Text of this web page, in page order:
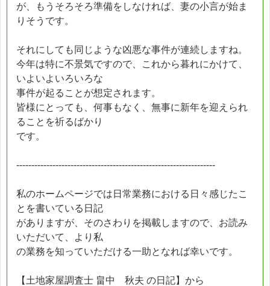
が、もうそろそろ準備をしなければ、妻の小言が始ま
りそうです。
それにしても同じような凶悪な事件が連続しますね。
今年は特に不景気ですので、これから暮れにかけて、
いよいよいろいろな
事件が起ることが想定されます。
皆様にとっても、何事もなく、無事に新年を迎えられ
ることを祈るばかり
です。
------------------------------------------------------------------
私のホームページでは日常業務における日々感じたこ
とを書いている日記
がありますが、そのさわりを掲載しますので、お読み
いただいて、より私
の業務を知っていただける一助となれば幸いです。
【土地家屋調査士 畠中 秋夫 の日記】から